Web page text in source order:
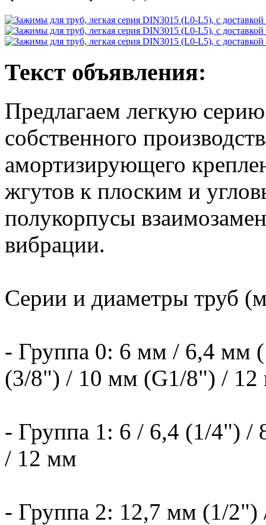
Текст объявления:
Предлагаем легкую
собственного
амортизирующего
жгутов к плоским и
полукорпусы
вибрации.
Серии и диаметры труб
- Группа 0: 6 мм / 6,4 мм
(3/8") / 10 мм (G1/8") /
- Группа 1: 6 / 6,4 (1/4")
/ 12 мм
- Группа 2: 12,7 мм (1/